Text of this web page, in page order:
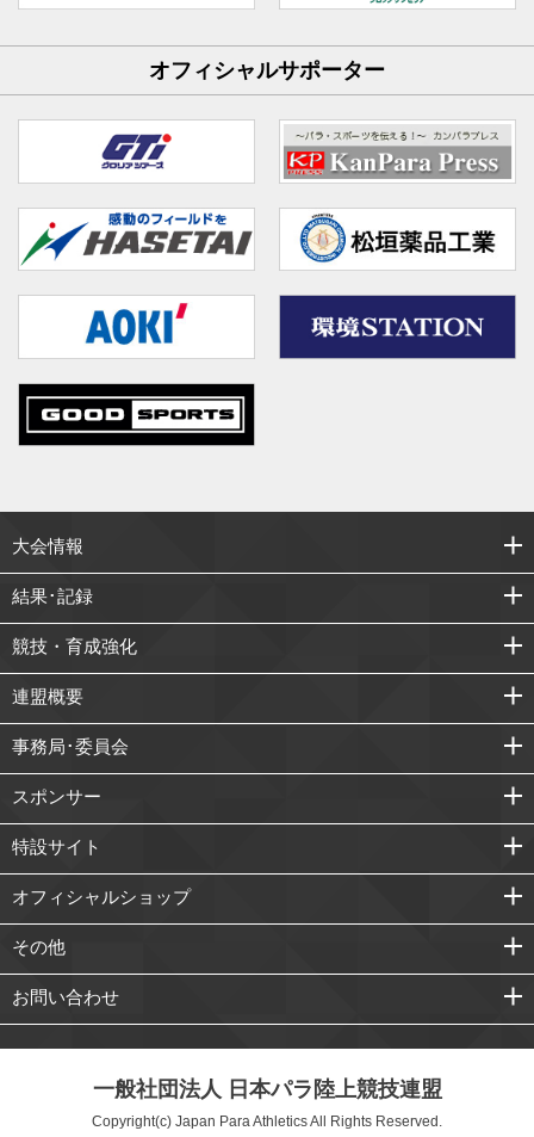
オフィシャルサポーター
大会情報
結果･記録
競技・育成強化
連盟概要
事務局･委員会
スポンサー
特設サイト
オフィシャルショップ
その他
お問い合わせ
一般社団法人 日本パラ陸上競技連盟
Copyright(c) Japan Para Athletics All Rights Reserved.